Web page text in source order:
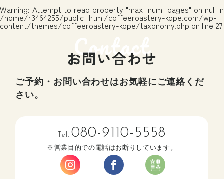
Warning: Attempt to read property "max_num_pages" on null in
/home/r3464255/public_html/coffeeroastery-kope.com/wp-
content/themes/coffeeroastery-kope/taxonomy.php on line 27
お問い合わせ
ご予約・お問い合わせはお気軽にご連絡くだ
さい。
Tel. 080-9110-5558
営業目的での電話はお断りしています。